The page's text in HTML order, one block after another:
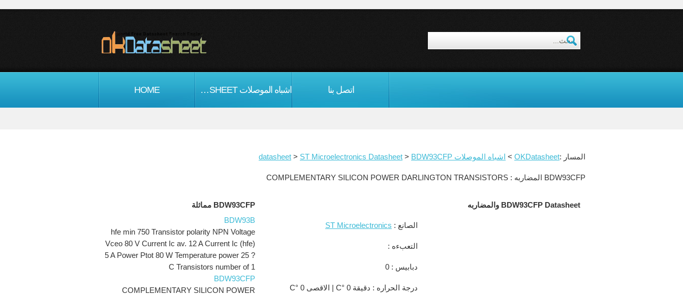
HOME اشباه الموصلات DATASHEET اتصل بنا
المسار :OKDatasheet
> اشباه الموصلات datasheet > ST Microelectronics Datasheet > BDW93CFP
BDW93CFP المضاربه : COMPLEMENTARY SILICON POWER DARLINGTON TRANSISTORS
BDW93CFP مماثلة
BDW93B
hfe min 750 Transistor polarity NPN Voltage
Vceo 80 V Current Ic av. 12 A Current Ic (hfe)
5 A Power Ptot 80 W Temperature power 25 ?
C Transistors number of 1
BDW93CFP
COMPLEMENTARY SILICON POWER
BDW93CFP Datasheet والمضاربه
الصانع : ST Microelectronics
التعبءه :
دبابيس : 0
درجة الحراره : دقيقة 0 °C | الاقصى 0 °C